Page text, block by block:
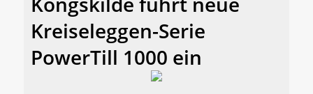
Kreiseleggen-Serie
PowerTill 1000 ein